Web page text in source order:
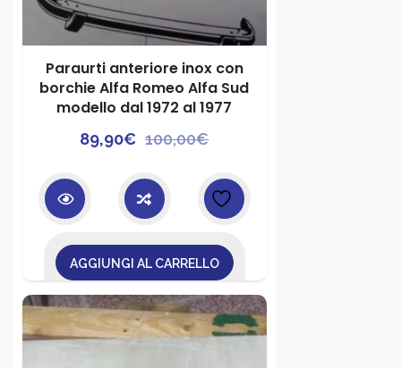
Paraurti anteriore inox con
borchie Alfa Romeo Alfa Sud
modello dal 1972 al 1977
100,00€Il
originale
era:
89,90€
Il
attuale
è:
AGGIUNGI AL CARRELLO